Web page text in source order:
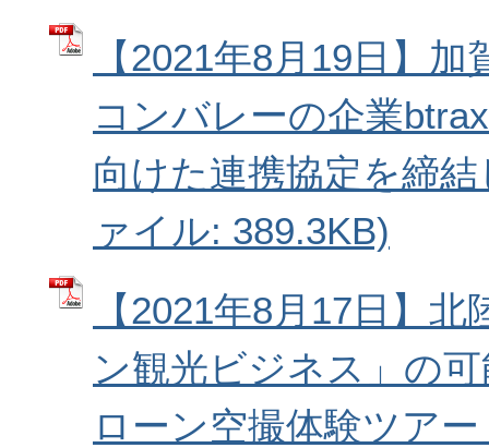
【2021年8月19日】
コンバレーの企業
向けた連携協定を締
ァイル: 389.3KB)
【2021年8月17日】
ン観光ビジネス」の
ローン空撮体験ツア